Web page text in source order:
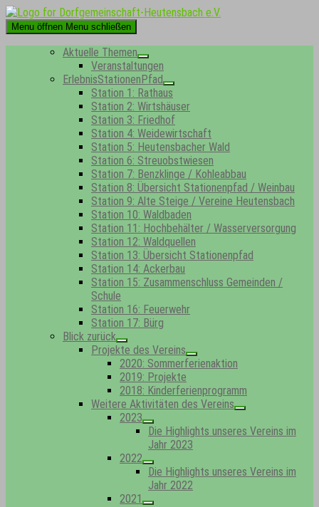
Skip
to
content
Menu öffnen Menu schließen
Aktuelle Themen
Show
sub
menu
Veranstaltungen
ErlebnisStationenPfad
Show
sub
menu
Station 1: Rathaus
Station 2: Wirtshäuser
Station 3: Friedhof
Station 4: Weidewirtschaft
Station 5: Heutensbacher Wald
Station 6: Streuobstwiesen
Station 7: Benzklinge / Kohleabbau
Station 8: Übersicht Stationenpfad / Weinbau
Station 9: Alte Steige / Vereine Heutensbach
Station 10: Waldbaden
Station 11: Hochbehälter / Wasserversorgung
Station 12: Waldquellen
Station 13: Übersicht Stationenpfad
Station 14: Ackerbau
Station 15: Zusammenschluss Gemeinden /
Schule
Station 16: Feuerwehr
Station 17: Bürg
Blick zurück
Show
sub
menu
Projekte des Vereins
Show
sub
2020: Sommerferienaktion
2019: Projekte
2018: Kinderferienprogramm
Weitere Aktivitäten des Vereins
Show
menu
2023
Show
sub
menu
Die Highlights unseres Vereins im
Jahr 2023
2022
Show
sub
menu
Die Highlights unseres Vereins im
Jahr 2022
2021